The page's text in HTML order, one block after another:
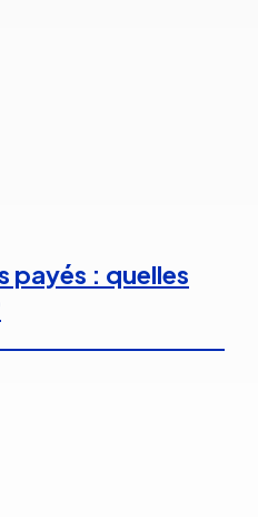
payés : quelles